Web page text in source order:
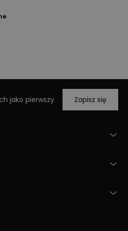
jako pierwszy Zapisz się